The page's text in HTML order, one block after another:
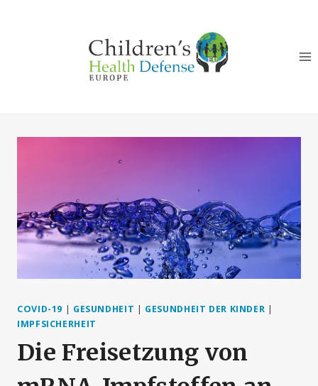
COVID-19 | GESUNDHEIT | GESUNDHEIT DER KINDER |
IMPFSICHERHEIT
Die Freisetzung von